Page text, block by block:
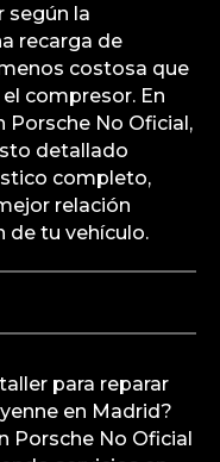
según la
recarga de
costosa que
compresor. En
Porsche No Oficial,
detallado
completo,
relación
de tu vehículo.
para reparar
en Madrid?
Porsche No Oficial